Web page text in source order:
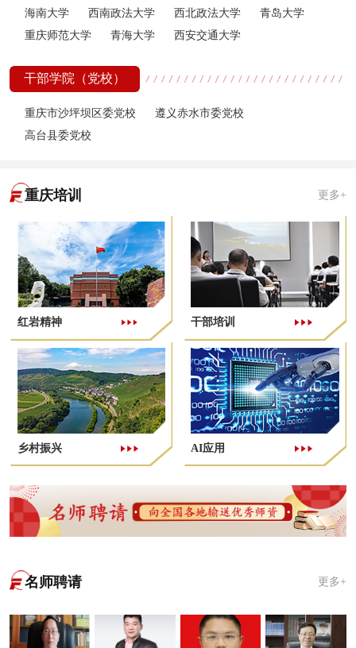
海南大学
西南政法大学 西北政法大学
青岛大学
重庆师范大学
青海大学 西安交通大学
干部学院（党校）
重庆市沙坪坝区委党校
遵义赤水市委党校
高台县委党校
重庆培训 更多+
红岩精神 干部培训
乡村振兴 AI应用
名师聘请 更多+